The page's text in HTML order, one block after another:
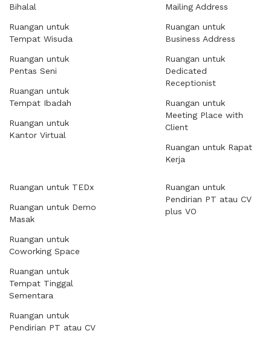
Bihalal
Ruangan untuk
Tempat Wisuda
Ruangan untuk
Pentas Seni
Ruangan untuk
Tempat Ibadah
Ruangan untuk
Kantor Virtual
Mailing Address
Ruangan untuk
Business Address
Ruangan untuk
Dedicated
Receptionist
Ruangan untuk
Meeting Place with
Client
Ruangan untuk Rapat
Kerja
Ruangan untuk TEDx
Ruangan untuk Demo
Masak
Ruangan untuk
Coworking Space
Ruangan untuk
Tempat Tinggal
Sementara
Ruangan untuk
Pendirian PT atau CV
Ruangan untuk
Pendirian PT atau CV
plus VO